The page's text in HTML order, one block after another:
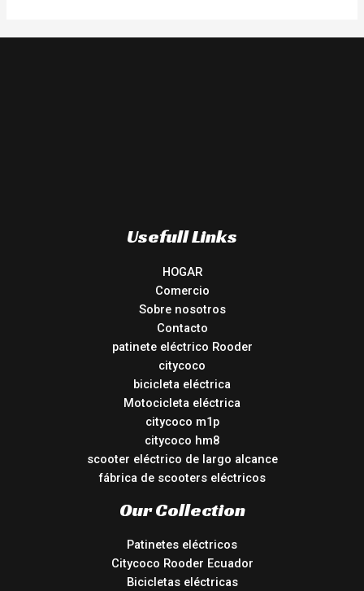
Usefull Links
HOGAR
Comercio
Sobre nosotros
Contacto
patinete eléctrico Rooder
citycoco
bicicleta eléctrica
Motocicleta eléctrica
citycoco m1p
citycoco hm8
scooter eléctrico de largo alcance
fábrica de scooters eléctricos
Our Collection
Patinetes eléctricos
Citycoco Rooder Ecuador
Bicicletas eléctricas